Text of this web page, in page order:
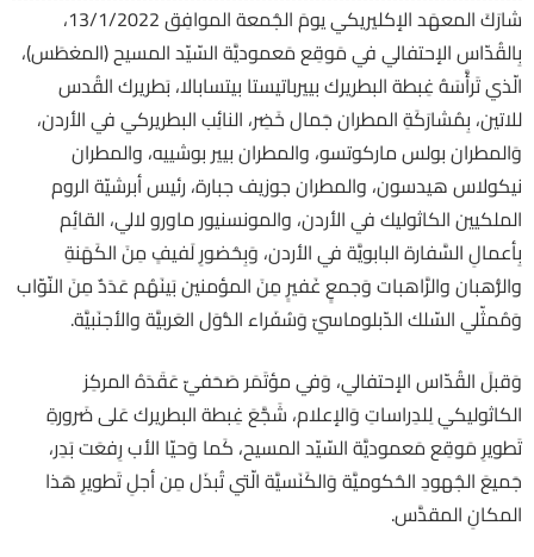
شارَكَ المعهَد الإكليريكي يومَ الجُمعة الموافِق 13/1/2022،
بِالقُدّاس الإحتفالي في مَوقِع مَعموديَّة السّيّد المسيح (المغطَس)،
الّذي تَرأَّسَهُ غِبطة البطريرك بييرباتيستا بيتسابالا، بَطريرك القُدس
للاتين، بِمُشارَكَةِ المطران جَمال خَضِر، النائِب البطريركي في الأردن،
وَالمطران بولس ماركوتسو، والمطران بيير بوشييه، والمطران
نيكولاس هيدسون، والمطران جوزيف جبارة، رئيس أبرشيّة الروم
الملكيين الكاثوليك في الأردن، والمونسنيور ماورو لالي، القائِم
بِأعمالِ السَّفارة البابويَّة في الأردن، وَبِحُضورِ لَفيفٍ مِنَ الكَهَنةِ
والرُّهبان والرَّاهبات وَجمعٍ غَفيرٍ مِنَ المؤمنين بَينَهُم عَدَدٌ مِنَ النّوّاب
وَمُمثّلي السّلك الدّبلوماسيّ وَسُفَراء الدُّوَل العَربيَّة والأجنَبيَّة.
وَقبلَ القُدّاس الإحتفالي، وَفي مؤتَمَر صَحَفيّ عَقَدَهُ المركِز
الكاثوليكي لِلدِراساتِ وَالإعلام، شَجَّعَ غِبطة البطريرك عَلى ضَرورةِ
تَطويرِ مَوقِع مَعموديَّة السّيّد المسيح، كَما وَحيّا الأب رِفعَت بَدِر،
جَميعَ الجُهودِ الحُكوميَّة وَالكَنَسيَّة الّتي تُبذَل مِن أجلِ تَطويرِ هَذا
المكانِ المقدَّس.